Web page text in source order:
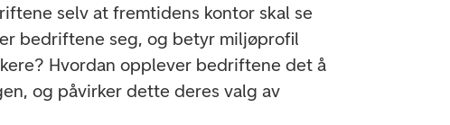
selv at fremtidens kontor skal se
bedriftene seg, og betyr miljøprofil
Hvordan opplever bedriftene det å
og påvirker dette deres valg av